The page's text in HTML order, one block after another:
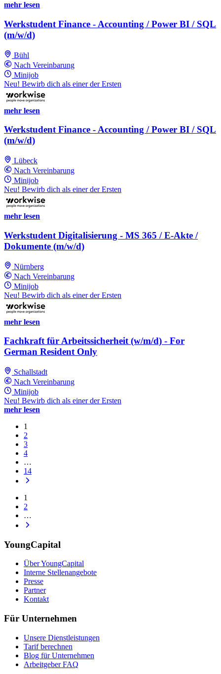
mehr lesen
Werkstudent Finance - Accounting / Power BI / SQL
(m/w/d)
Bühl
Nach Vereinbarung
Minijob
Neu! Bewirb dich als einer der Ersten
mehr lesen
Werkstudent Finance - Accounting / Power BI / SQL
(m/w/d)
Lübeck
Nach Vereinbarung
Minijob
Neu! Bewirb dich als einer der Ersten
mehr lesen
Werkstudent Digitalisierung - MS 365 / E-Akte /
Dokumente (m/w/d)
Nürnberg
Nach Vereinbarung
Minijob
Neu! Bewirb dich als einer der Ersten
mehr lesen
Fachkraft für Arbeitssicherheit (w/m/d) - For
German Resident Only
Schallstadt
Nach Vereinbarung
Minijob
Neu! Bewirb dich als einer der Ersten
mehr lesen
1
2
3
4
…
14
1
2
…
YoungCapital
Über YoungCapital
Interne Stellenangebote
Presse
Partner
Kontakt
Für Unternehmen
Unsere Dienstleistungen
Tarif berechnen
Blog für Unternehmen
Arbeitgeber FAQ